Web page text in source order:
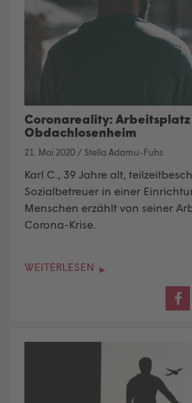
Coronareality: Arbeitsplatz
Obdachlosenheim
21. Mai 2020 / Stella Adamu-Fuhs
Karl C., 39 Jahre alt,
Sozialbetreuer in einer
Menschen erzählt von seiner
Corona-Krise.
WEITERLESEN